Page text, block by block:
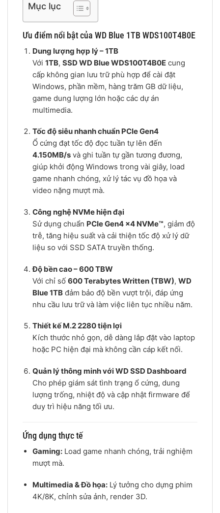
Mục lục
Ưu điểm nổi bật của WD Blue 1TB WDS100T4B0E
Dung lượng hợp lý – 1TB
Với 1TB, SSD WD Blue WDS100T4B0Ecung
cấp không gian lưu trữ phù hợp để cài đặt
Windows, phần mềm, hàng trăm GB dữ liệu,
game dung lượng lớn hoặc các dự án
multimedia.
Tốc độ siêu nhanh chuẩn PCIe Gen4
Ổ cứng đạt tốc độ đọc tuần tự lên đến
4.150MB/svà ghi tuần tự gần tương đương,
giúp khởi động Windows trong vài giây, load
game nhanh chóng, xử lý tác vụ đồ họa và
video nặng mượt mà.
Công nghệ NVMe hiện đại
Sử dụng chuẩn PCIe Gen4 x4 NVMe™, giảm độ
trễ, tăng hiệu suất và cải thiện tốc độ xử lý dữ
liệu so với SSD SATA truyền thống.
Độ bền cao – 600 TBW
Với chỉ số 600 Terabytes Written (TBW), WD
Blue 1TBđảm bảo độ bền vượt trội, đáp ứng
nhu cầu lưu trữ và làm việc liên tục nhiều năm.
Thiết kế M.2 2280 tiện lợi
Kích thước nhỏ gọn, dễ dàng lắp đặt vào laptop
hoặc PC hiện đại mà không cần cáp kết nối.
Quản lý thông minh với WD SSD Dashboard
Cho phép giám sát tình trạng ổ cứng, dung
lượng trống, nhiệt độ và cập nhật firmware để
duy trì hiệu năng tối ưu.
Ứng dụng thực tế
Gaming:Load game nhanh chóng, trải nghiệm
mượt mà.
Multimedia & Đồ họa:Lý tưởng cho dựng phim
4K/8K, chỉnh sửa ảnh, render 3D.